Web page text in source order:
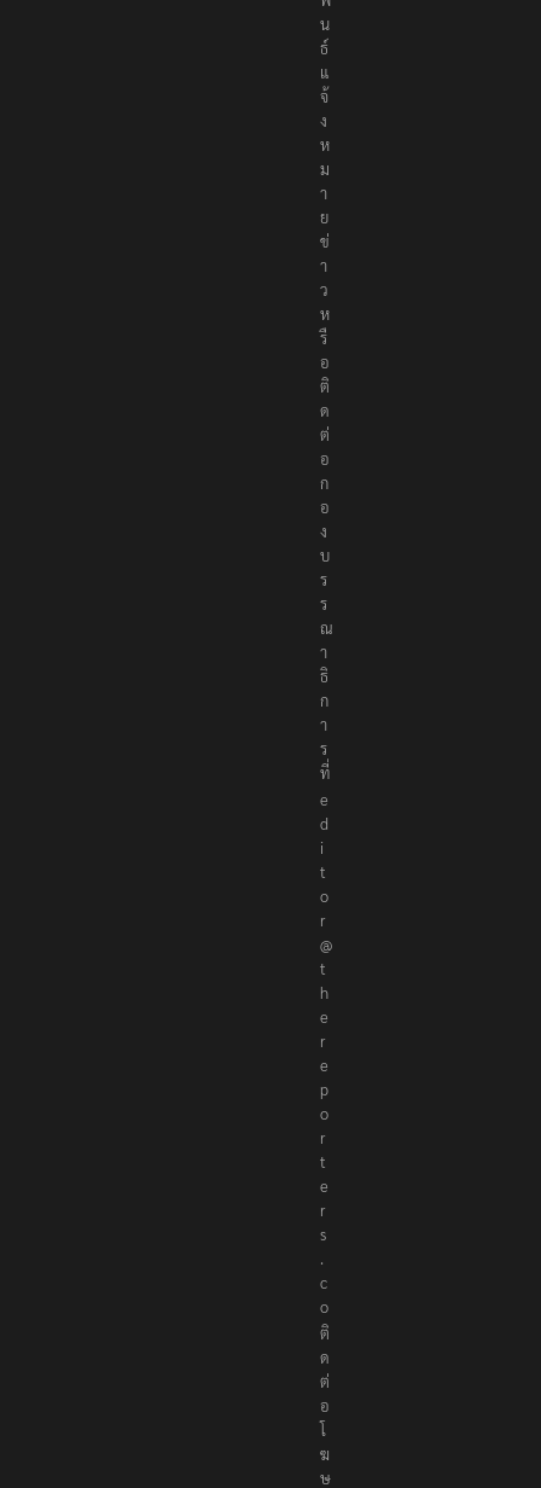
น
ธ์
แ
จ้
ง
ห
ม
า
ย
ข่
า
ว
ห
รื
อ
ติ
ด
ต่
อ
ก
อ
ง
บ
ร
ร
ณ
า
ธิ
ก
า
ร
ที่
e
d
i
t
o
r
@
t
h
e
r
e
p
o
r
t
e
r
s
.
c
o
ติ
ด
ต่
อ
โ
ฆ
ษ